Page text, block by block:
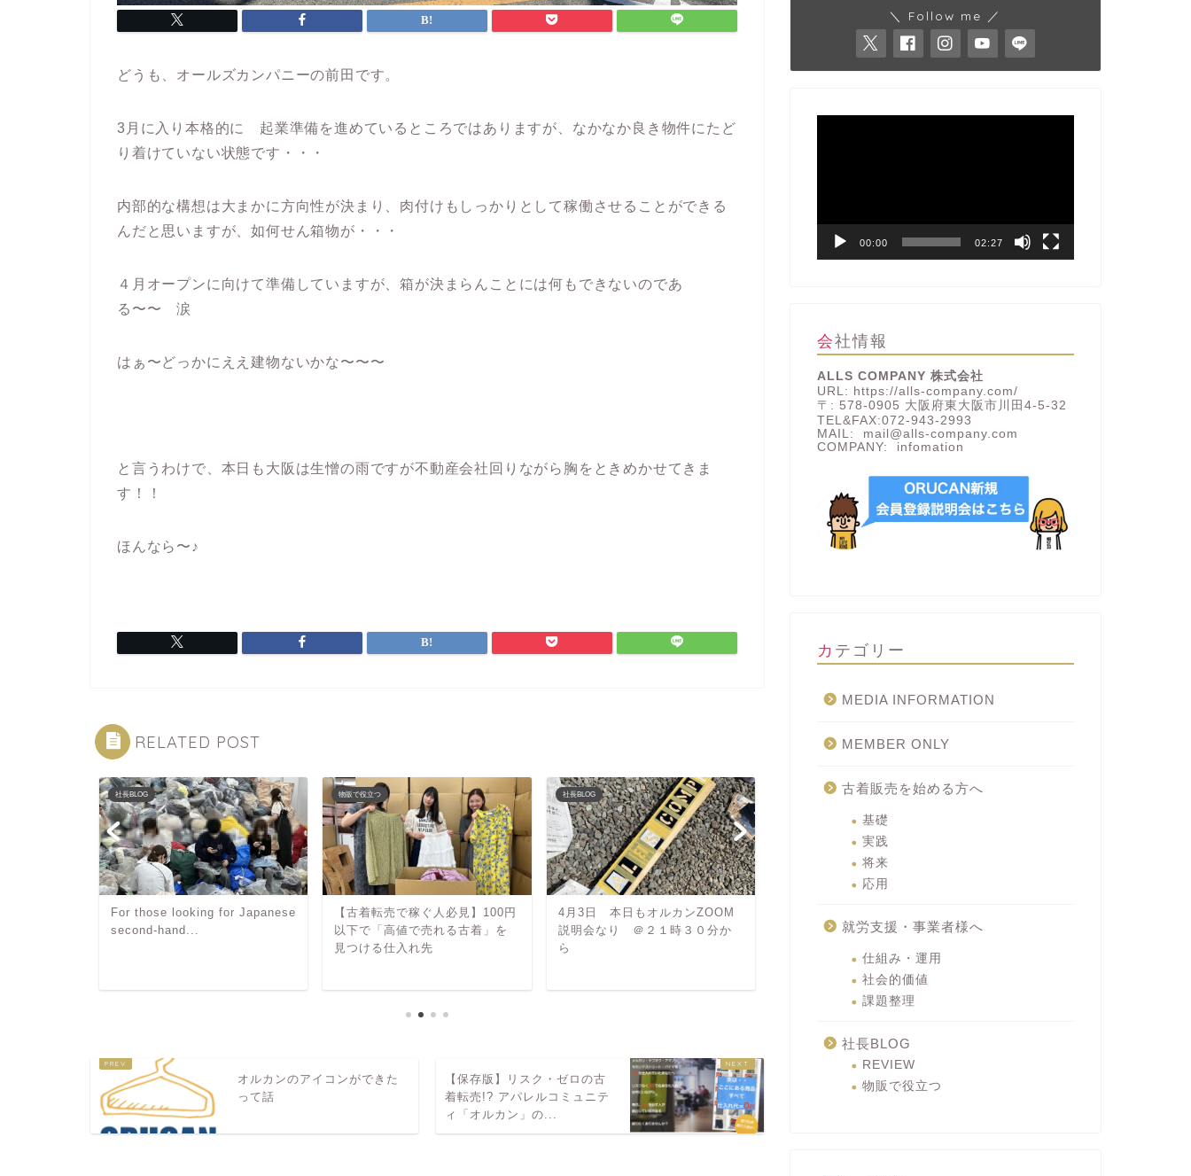
どうも、オールズカンパニーの前田です。
3月に入り本格的に 起業準備を進めているところではありますが、なかなか良き物件にたど
り着けていない状態です・・・
内部的な構想は大まかに方向性が決まり、肉付けもしっかりとして稼働させることができる
んだと思いますが、如何せん箱物が・・・
４月オープンに向けて準備していますが、箱が決まらんことには何もできないのであ
る〜〜 涙
はぁ〜どっかにええ建物ないかな〜〜〜
と言うわけで、本日も大阪は生憎の雨ですが不動産会社回りながら胸をときめかせてきま
す！！
ほんなら〜♪
RELATED POST
社長BLOG
For those looking for Japanese
second-hand...
物販で役立つ
【古着転売で稼ぐ人必見】100円
以下で「高値で売れる古着」を
見つける仕入れ先
社長BLOG
4月3日 本日もオルカンZOOM
説明会なり ＠２１時３０分か
ら
OPENいたしました！！
オルカンのアイコンができた
って話
【保存版】リスク・ゼロの古
着転売!? アパレルコミュニテ
ィ「オルカン」の...
＼ Follow me ／
00:00 02:27
会社情報
ALLS COMPANY 株式会社
URL: https://alls-company.com/
〒: 578-0905 大阪府東大阪市川田4-5-32
TEL&FAX:072-943-2993
MAIL: mail@alls-company.com
COMPANY: infomation
カテゴリー
MEDIA INFORMATION
MEMBER ONLY
古着販売を始める方へ
基礎
実践
将来
応用
就労支援・事業者様へ
仕組み・運用
社会的価値
課題整理
社長BLOG
REVIEW
物販で役立つ